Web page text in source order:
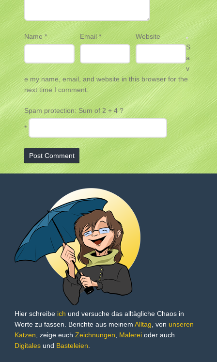
Name* Email*
Website
S
a
v
e my name, email, and website in this browser for the
next time I comment.
Spam protection: Sum of 2 + 4 ?
*
Hier schreibe ich und versuche das alltägliche Chaos in
Worte zu fassen. Berichte aus meinem Alltag , von unseren
Katzen , zeige euch Zeichnungen Malerei oder auch
Digitales und Basteleien